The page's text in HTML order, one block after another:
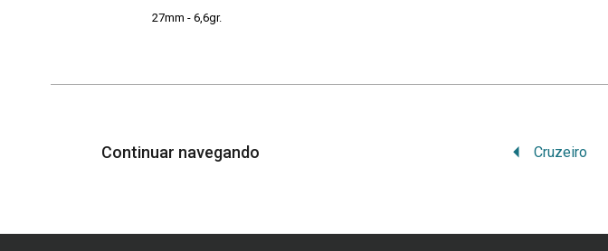
27mm - 6,6gr.
Continuar navegando Cruzeiro